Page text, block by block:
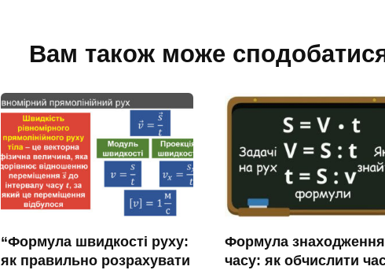
Вам також може
“Формула швидкості руху:
як правильно розрахувати
Формула знаходження
часу: як обчислити